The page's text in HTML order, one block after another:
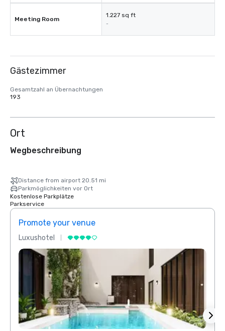
Meeting Room
1.227 sq ft
-
Gästezimmer
Gesamtzahl an Übernachtungen
193
Ort
Wegbeschreibung
Distance from airport 20.51 mi
Parkmöglichkeiten vor Ort
Kostenlose Parkplätze
Parkservice
Promote your venue
Luxushotel